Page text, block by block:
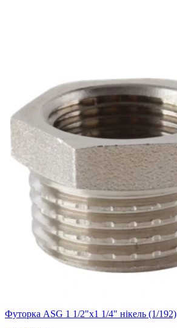
Футорка ASG 1 1/2"х1 1/4" нікель (1/192)